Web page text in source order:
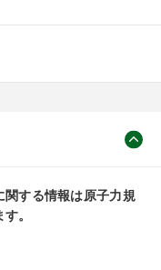
関する情報は原子力規
。